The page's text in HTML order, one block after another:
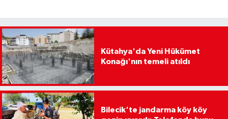
Kütahya'da Yeni Hükümet
Konağı'nın temeli atıldı
Bilecik'te jandarma köy köy